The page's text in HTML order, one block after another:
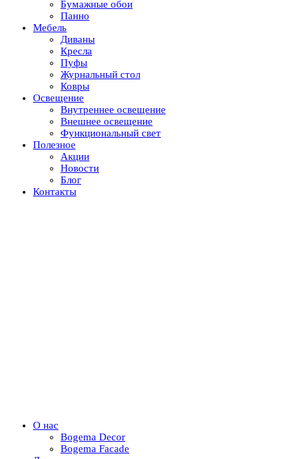
Бумажные обои
Панно
Мебель
Диваны
Кресла
Пуфы
Журнальный стол
Ковры
Освещение
Внутреннее освещение
Внешнее освещение
Функциональный свет
Полезное
Акции
Новости
Блог
Контакты
О нас
Bogema Decor
Bogema Facade